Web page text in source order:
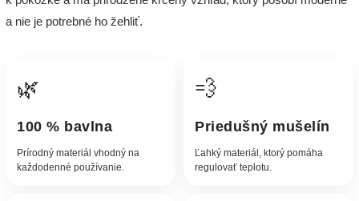
a nie je potrebné ho žehliť.
🌿
100 % bavlna
Prírodný materiál vhodný na
každodenné používanie.
💨
Priedušný mušelín
Ľahký materiál, ktorý pomáha
regulovať teplotu.